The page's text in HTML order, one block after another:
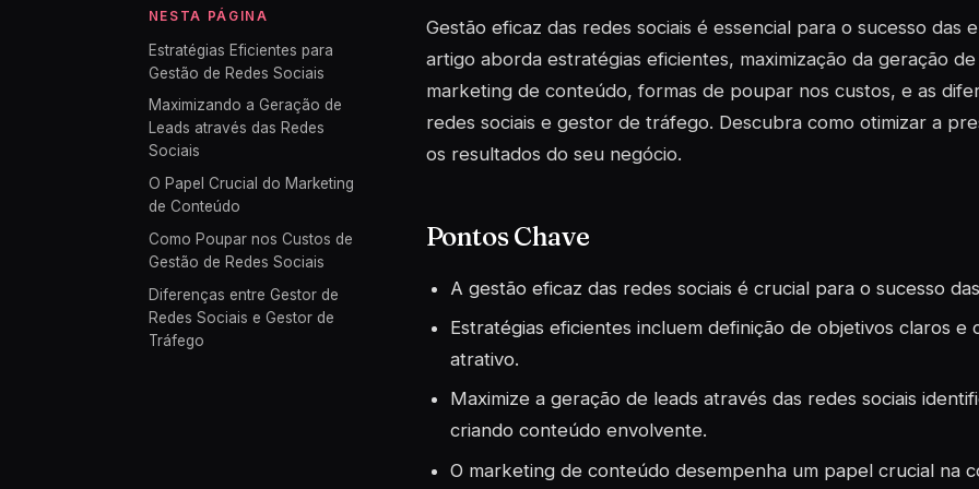
NESTA PÁGINA
Estratégias Eficientes para
Gestão de Redes Sociais
Maximizando a Geração de
Leads através das Redes
Sociais
O Papel Crucial do Marketing
de Conteúdo
Como Poupar nos Custos de
Gestão de Redes Sociais
Diferenças entre Gestor de
Redes Sociais e Gestor de
Tráfego
Gestão eficaz das redes sociais é essencial para o sucesso das
artigo aborda estratégias eficientes, maximização da geração
marketing de conteúdo, formas de poupar nos custos, e as
redes sociais e gestor de tráfego. Descubra como otimizar a
os resultados do seu negócio.
Pontos Chave
A gestão eficaz das redes sociais é crucial para o sucesso
Estratégias eficientes incluem definição de objetivos claros e
atrativo.
Maximize a geração de leads através das redes sociais
criando conteúdo envolvente.
O marketing de conteúdo desempenha um papel crucial na